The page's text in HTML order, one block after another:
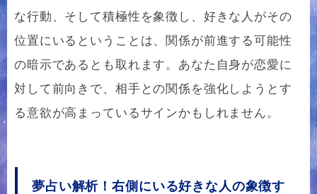
な行動、そして積極性を象徴し、好きな人がその
位置にいるということは、関係が前進する可能性
の暗示であるとも取れます。あなた自身が恋愛に
対して前向きで、相手との関係を強化しようとす
る意欲が高まっているサインかもしれません。
夢占い解析！右側にいる好きな人の象徴す